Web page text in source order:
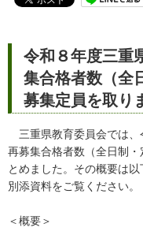
令和８年度三重
集合格者数（全
募集定員を取り
三重県教育委員会では、
再募集合格者数（全日制
とめました。その概要は
別添資料をご覧ください。
＜概要＞